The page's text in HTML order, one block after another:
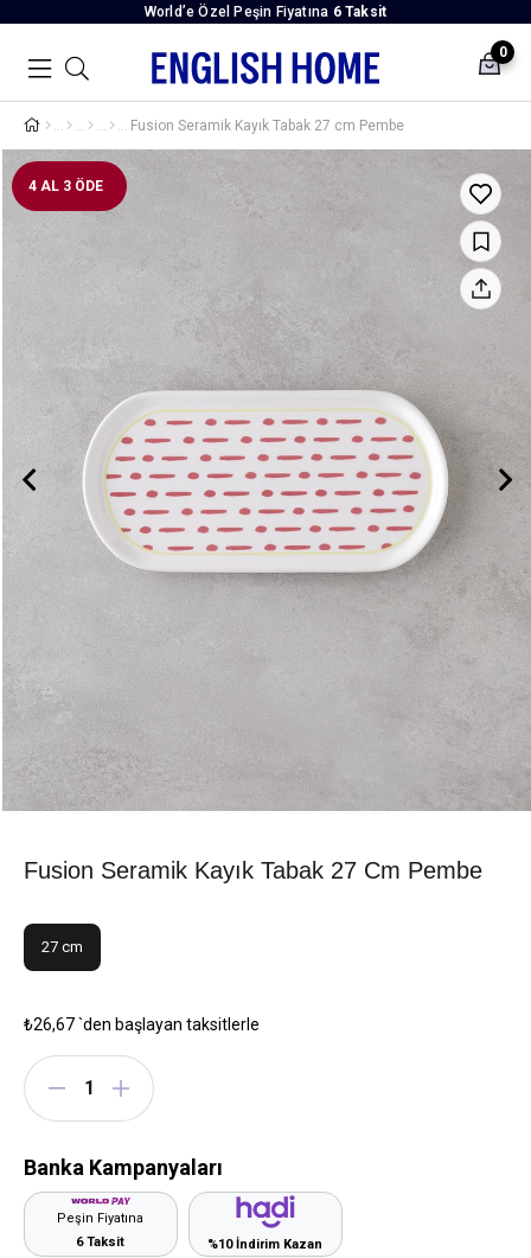
World’e Özel Peşin Fiyatına 6 Taksit
0
Fusion Seramik Kayık Tabak 27 cm Pembe
4 AL 3 ÖDE
Fusion Seramik Kayık Tabak 27 Cm Pembe
27 cm
₺26,67`den başlayan taksitlerle
Banka Kampanyaları
Peşin Fiyatına
6 Taksit
%10 İndirim Kazan